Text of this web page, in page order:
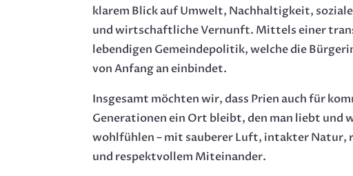
klarem Blick auf Umwelt, Nachhaltigkeit,
und wirtschaftliche Vernunft. Mittels einer
lebendigen Gemeindepolitik, welche die
von Anfang an einbindet.
Insgesamt möchten wir, dass Prien auch für
Generationen ein Ort bleibt, den man liebt und
wohlfühlen – mit sauberer Luft, intakter Natur,
und respektvollem Miteinander.